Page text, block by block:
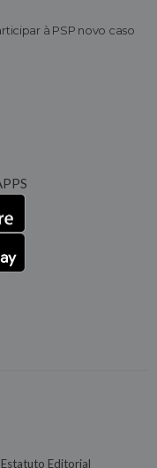
à PSP novo caso
Estatuto Editorial